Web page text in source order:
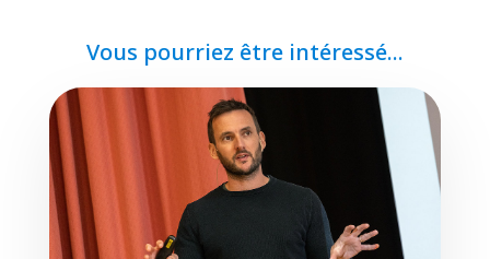
Vous pourriez être intéressé...